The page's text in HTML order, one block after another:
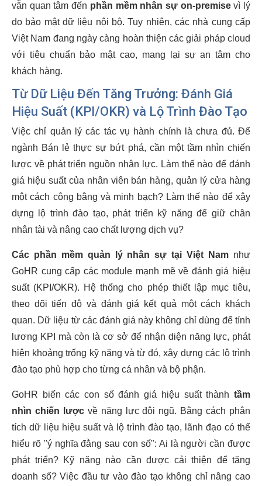
vẫn quan tâm đến phần mềm nhân sự on-premisevì lý
do bảo mật dữ liệu nội bộ. Tuy nhiên, các nhà cung cấp
Việt Nam đang ngày càng hoàn thiện các giải pháp cloud
với tiêu chuẩn bảo mật cao, mang lại sự an tâm cho
khách hàng.
Từ Dữ Liệu Đến Tăng Trưởng: Đánh Giá
Hiệu Suất (KPI/OKR) và Lộ Trình Đào Tạo
Việc chỉ quản lý các tác vụ hành chính là chưa đủ. Để
ngành Bán lẻ thực sự bứt phá, cần một tầm nhìn chiến
lược về phát triển nguồn nhân lực. Làm thế nào để đánh
giá hiệu suất của nhân viên bán hàng, quản lý cửa hàng
một cách công bằng và minh bạch? Làm thế nào để xây
dựng lộ trình đào tạo, phát triển kỹ năng để giữ chân
nhân tài và nâng cao chất lượng dịch vụ?
Các phần mềm quản lý nhân sự tại Việt Nam như
GoHR cung cấp các module mạnh mẽ về đánh giá hiệu
suất (KPI/OKR). Hệ thống cho phép thiết lập mục tiêu,
theo dõi tiến độ và đánh giá kết quả một cách khách
quan. Dữ liệu từ các đánh giá này không chỉ dùng để tính
lương KPI mà còn là cơ sở để nhận diện năng lực, phát
hiện khoảng trống kỹ năng và từ đó, xây dựng các lộ trình
đào tạo phù hợp cho từng cá nhân và bộ phận.
GoHR biến các con số đánh giá hiệu suất thành tầm
nhìn chiến lượcvề năng lực đội ngũ. Bằng cách phân
tích dữ liệu hiệu suất và lộ trình đào tạo, lãnh đạo có thể
hiểu rõ "ý nghĩa đằng sau con số": Ai là người cần được
phát triển? Kỹ năng nào cần được cải thiện để tăng
doanh số? Việc đầu tư vào đào tạo không chỉ nâng cao